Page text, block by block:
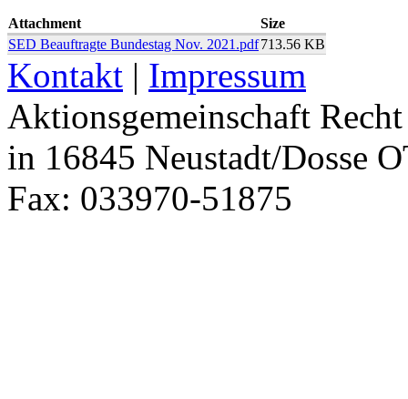
Attachment
Size
SED Beauftragte Bundestag Nov. 2021.pdf713.56 KB
Kontakt | Impressum
Aktionsgemeinschaft
in 16845 Neustadt/Dosse
Fax: 033970-51875